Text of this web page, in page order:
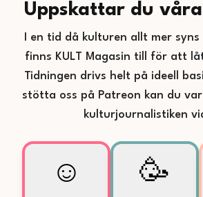
Uppskattar du
I en tid då kulturen allt mer
finns KULT Magasin till för att
Tidningen drivs helt på ideell
stötta oss på Patreon kan du
kulturjournalistiken
☺️ 🥳